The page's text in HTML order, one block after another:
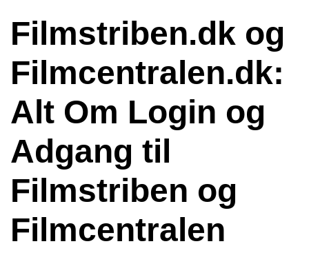
Filmstriben.dk og
Filmcentralen.dk:
Alt Om Login og
Adgang til
Filmstriben og
Filmcentralen